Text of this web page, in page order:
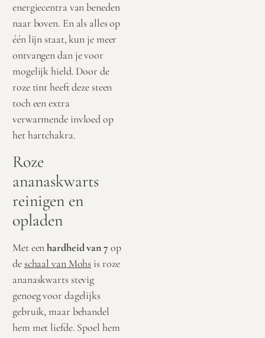
energiecentra van beneden
naar boven. En als alles op
één lijn staat, kun je meer
ontvangen dan je voor
mogelijk hield. Door de
roze tint heeft deze steen
toch een extra
verwarmende invloed op
het hartchakra.
Roze
ananaskwarts
reinigen en
opladen
Met eenhardheid van 7 op
deschaal van Mohs is roze
ananaskwarts stevig
genoeg voor dagelijks
gebruik, maar behandel
hem met liefde. Spoel hem